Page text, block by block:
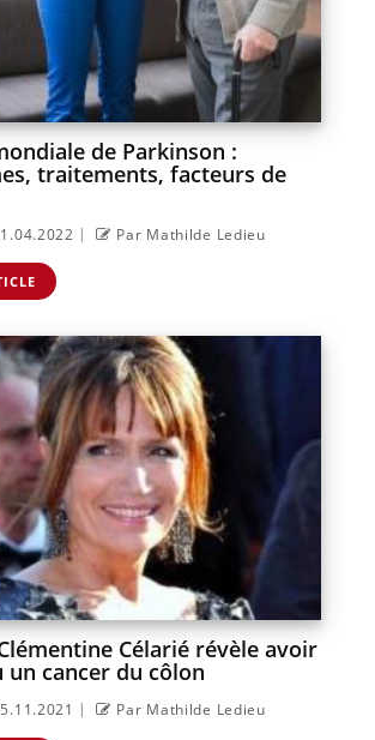
de Parkinson :
traitements, facteurs de
| Par Mathilde Ledieu
Célarié révèle avoir
un cancer du côlon
| Par Mathilde Ledieu